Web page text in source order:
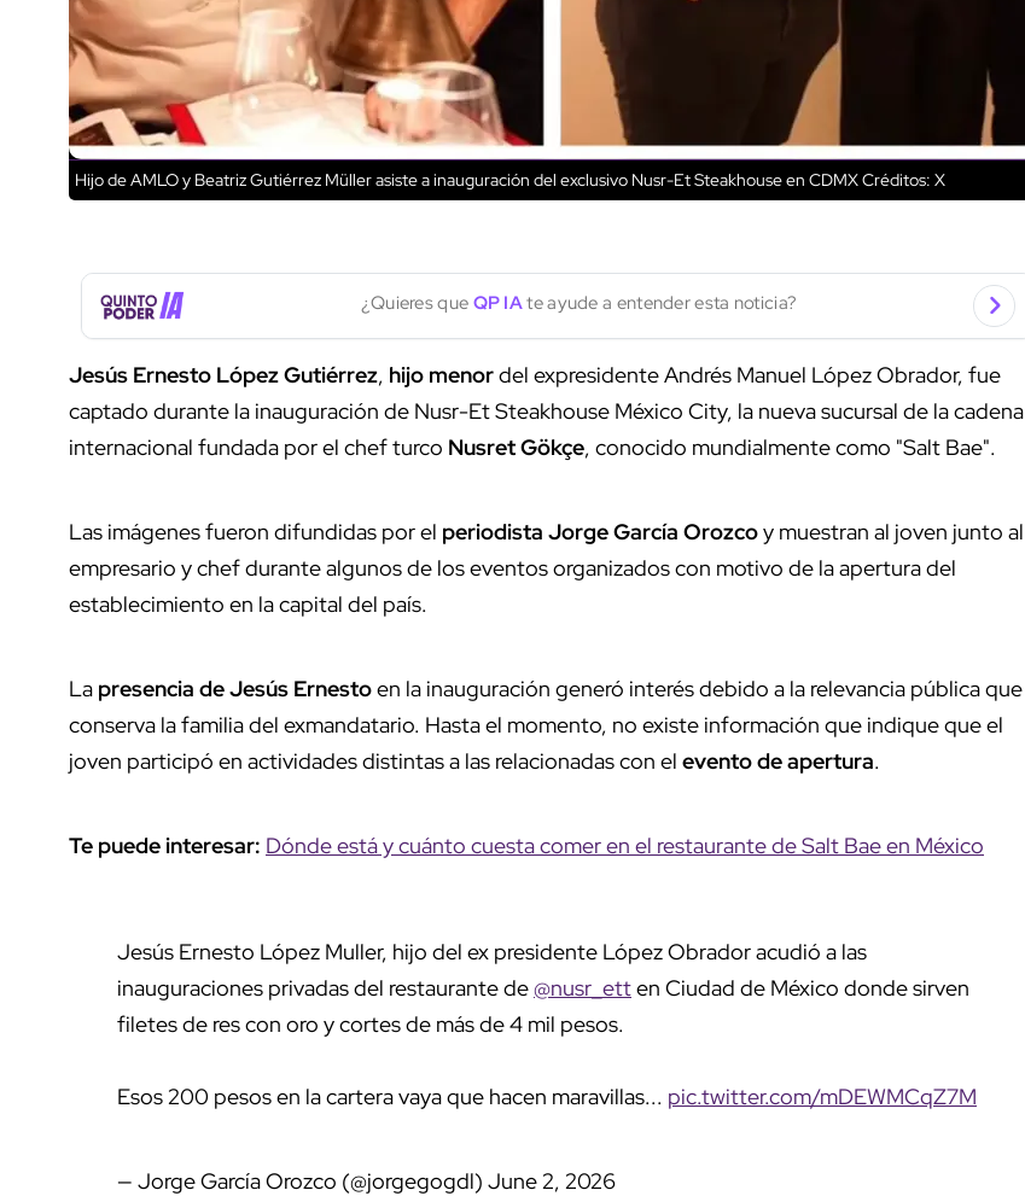
Hijo de AMLO y Beatriz Gutiérrez Müller asiste a inauguración del exclusivo Nusr-Et Steakhouse en CDMXCréditos: X
¿Quieres que QP IAte ayude a entender esta noticia?
Jesús Ernesto López Gutiérrez, hijo menordel expresidente Andrés Manuel López Obrador, fue
captado durante la inauguración de Nusr-Et Steakhouse México City, la nueva sucursal de la cadena
internacional fundada por el chef turco Nusret Gökçe, conocido mundialmente como "Salt Bae".
Las imágenes fueron difundidas por el periodista Jorge García Orozcoy muestran al joven junto al
empresario y chef durante algunos de los eventos organizados con motivo de la apertura del
establecimiento en la capital del país.
La presencia de Jesús Ernestoen la inauguración generó interés debido a la relevancia pública que
conserva la familia del exmandatario. Hasta el momento, no existe información que indique que el
joven participó en actividades distintas a las relacionadas con el evento de apertura.
Te puede interesar: Dónde está y cuánto cuesta comer en el restaurante de Salt Bae en México
Jesús Ernesto López Muller, hijo del ex presidente López Obrador acudió a las
inauguraciones privadas del restaurante de@nusr_etten Ciudad de México donde sirven
filetes de res con oro y cortes de más de 4 mil pesos.
Esos 200 pesos en la cartera vaya que hacen maravillas... pic.twitter.com/mDEWMCqZ7M
— Jorge García Orozco (@jorgegogdl) June 2, 2026